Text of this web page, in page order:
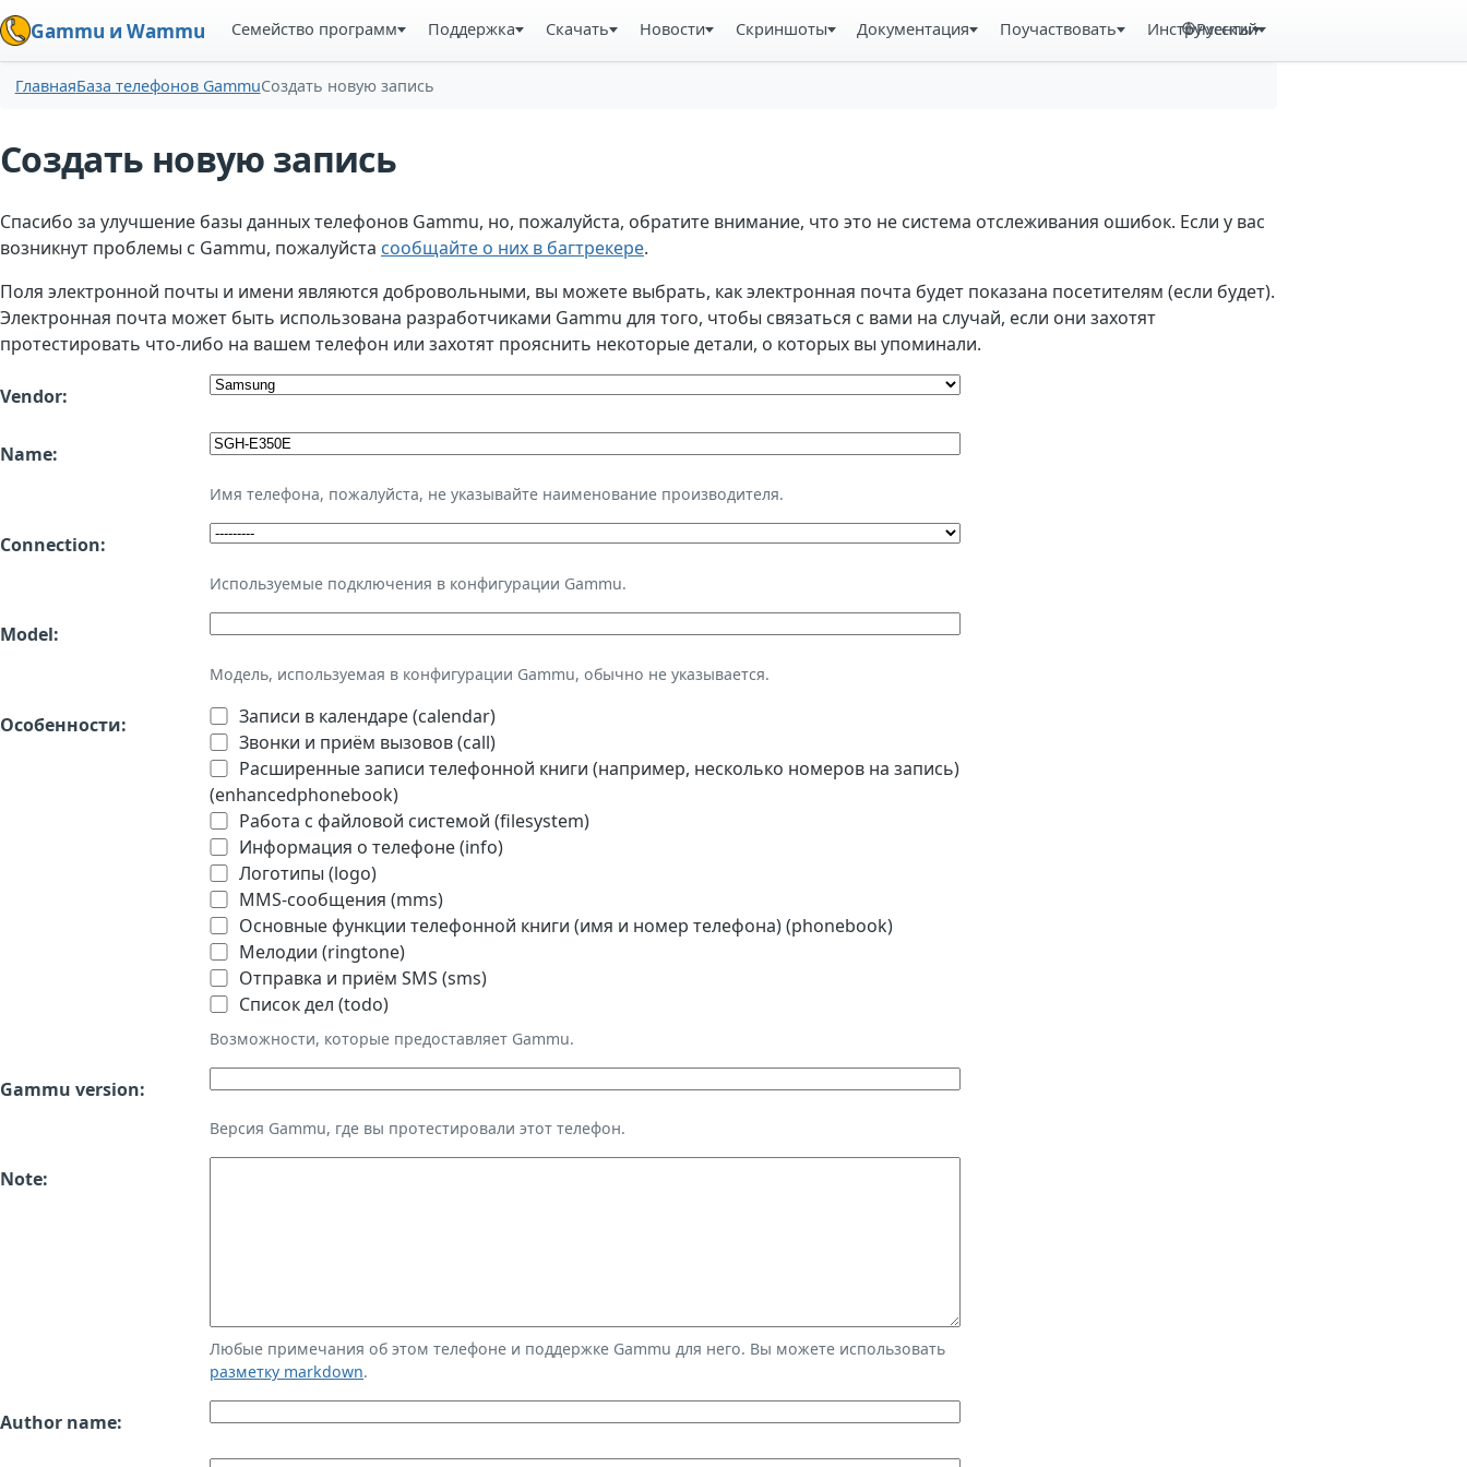
Gammu и Wammu Семейство программ Поддержка Скачать Новости Скриншоты Документация Поучаствовать Инструменты
Русский
ГлавнаяБаза телефонов GammuСоздать новую запись
Создать новую запись
Спасибо за улучшение базы данных телефонов Gammu, но, пожалуйста, обратите внимание, что это не система отслеживания ошибок. Если у вас
возникнут проблемы с Gammu, пожалуйста сообщайте о них в багтрекере.
Поля электронной почты и имени являются добровольными, вы можете выбрать, как электронная почта будет показана посетителям (если будет).
Электронная почта может быть использована разработчиками Gammu для того, чтобы связаться с вами на случай, если они захотят
протестировать что-либо на вашем телефон или захотят прояснить некоторые детали, о которых вы упоминали.
Vendor:
Name:
Имя телефона, пожалуйста, не указывайте наименование производителя.
Connection:
Используемые подключения в конфигурации Gammu.
Model:
Модель, используемая в конфигурации Gammu, обычно не указывается.
Особенности:
Записи в календаре (calendar)
Звонки и приём вызовов (call)
Расширенные записи телефонной книги (например, несколько номеров на запись)
(enhancedphonebook)
Работа с файловой системой (filesystem)
Информация о телефоне (info)
Логотипы (logo)
MMS-сообщения (mms)
Основные функции телефонной книги (имя и номер телефона) (phonebook)
Мелодии (ringtone)
Отправка и приём SMS (sms)
Список дел (todo)
Возможности, которые предоставляет Gammu.
Gammu version:
Версия Gammu, где вы протестировали этот телефон.
Note:
Любые примечания об этом телефоне и поддержке Gammu для него. Вы можете использовать
разметку markdown.
Author name: